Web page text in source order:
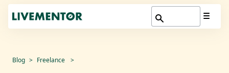
AllerBlog Freelance